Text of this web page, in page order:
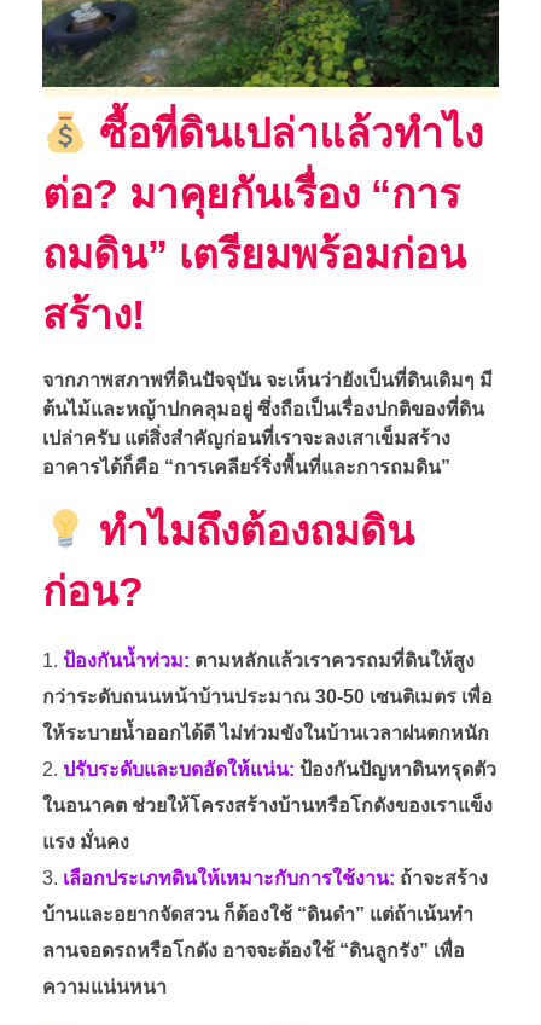
ซื้อที่ดินเปล่าแล้วทำไง
ต่อ? มาคุยกันเรื่อง “การ
ถมดิน” เตรียมพร้อมก่อน
สร้าง!
จากภาพสภาพที่ดินปัจจุบัน จะเห็นว่ายังเป็นที่ดินเดิมๆ มี
ต้นไม้และหญ้าปกคลุมอยู่ ซึ่งถือเป็นเรื่องปกติของที่ดิน
เปล่าครับ แต่สิ่งสำคัญก่อนที่เราจะลงเสาเข็มสร้าง
อาคารได้ก็คือ “การเคลียร์ริ่งพื้นที่และการถมดิน”
ทำไมถึงต้องถมดิน
ก่อน?
ป้องกันน้ำท่วม: ตามหลักแล้วเราควรถมที่ดินให้สูง
กว่าระดับถนนหน้าบ้านประมาณ 30-50 เซนติเมตร เพื่อ
ให้ระบายน้ำออกได้ดี ไม่ท่วมขังในบ้านเวลาฝนตกหนัก
ปรับระดับและบดอัดให้แน่น: ป้องกันปัญหาดินทรุดตัว
ในอนาคต ช่วยให้โครงสร้างบ้านหรือโกดังของเราแข็ง
แรง มั่นคง
เลือกประเภทดินให้เหมาะกับการใช้งาน: ถ้าจะสร้าง
บ้านและอยากจัดสวน ก็ต้องใช้ “ดินดำ” แต่ถ้าเน้นทำ
ลานจอดรถหรือโกดัง อาจจะต้องใช้ “ดินลูกรัง” เพื่อ
ความแน่นหนา